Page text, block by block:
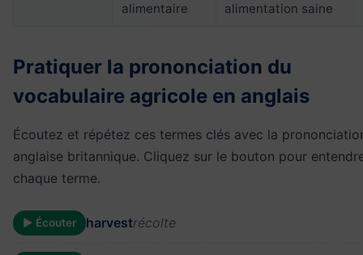
alimentaire
alimentation saine
Pratiquer la prononciation du
vocabulaire agricole en anglais
Écoutez et répétez ces termes clés avec la
anglaise britannique. Cliquez sur le bouton pour
chaque terme.
▶ Écouter harvestrécolte